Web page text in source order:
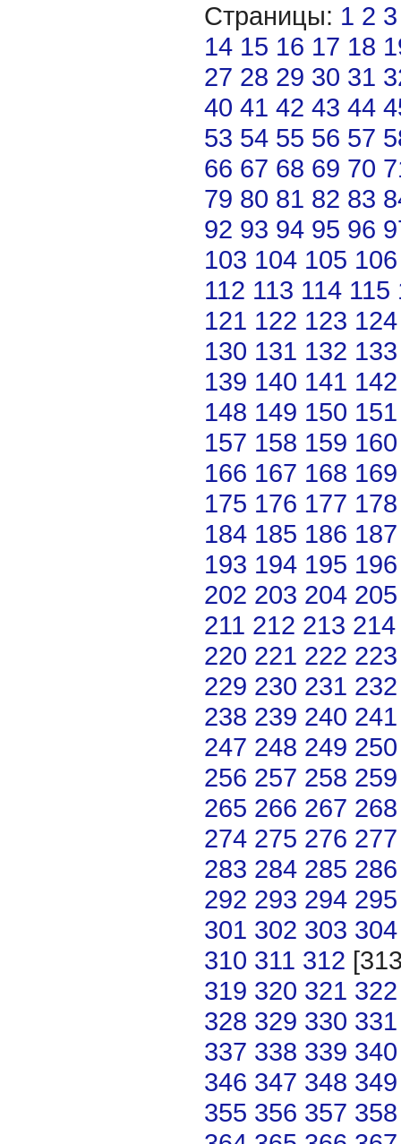
Страницы: 1 2 3
14 15 16 17 18
27 28 29 30 31
40 41 42 43 44
53 54 55 56 57
66 67 68 69 70
79 80 81 82 83
92 93 94 95 96
103 104 105 106
112 113 114 115
121 122 123 124
130 131 132 133
139 140 141 142
148 149 150 151
157 158 159 160
166 167 168 169
175 176 177 178
184 185 186 187
193 194 195 196
202 203 204 205
211 212 213 214
220 221 222 223
229 230 231 232
238 239 240 241
247 248 249 250
256 257 258 259
265 266 267 268
274 275 276 277
283 284 285 286
292 293 294 295
301 302 303 304
310 311 312
319 320 321 322
328 329 330 331
337 338 339 340
346 347 348 349
355 356 357 358